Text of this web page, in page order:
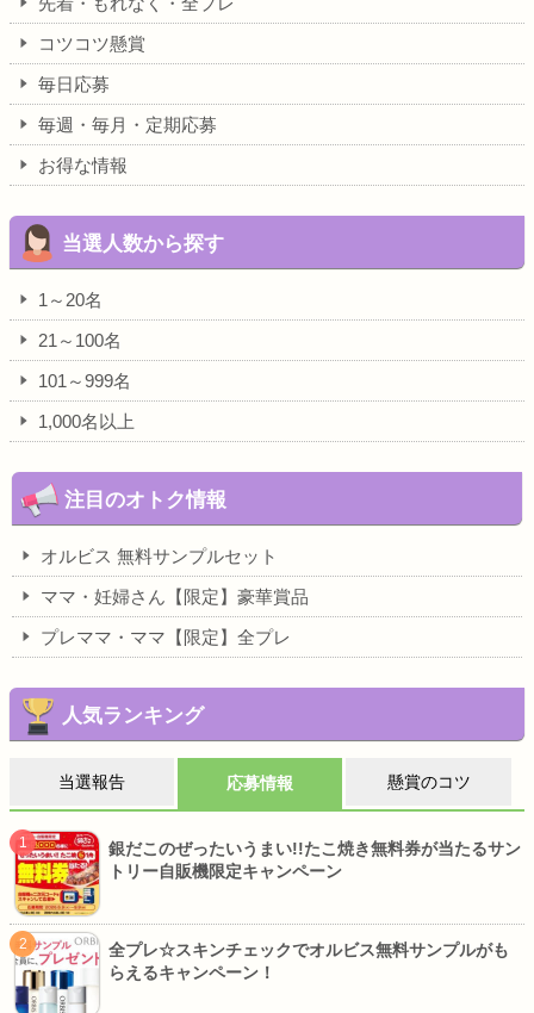
コツコツ懸賞
毎日応募
毎週・毎月・定期応募
お得な情報
当選人数から探す
1～20名
21～100名
101～999名
1,000名以上
注目のオトク情報
オルビス 無料サンプルセット
ママ・妊婦さん【限定】豪華賞品
プレママ・ママ【限定】全プレ
人気ランキング
当選報告 応募情報 懸賞のコツ
銀だこのぜったいうまい!!たこ焼き無料券が当たるサン
トリー自販機限定キャンペーン
全プレ☆スキンチェックでオルビス無料サンプルがも
らえるキャンペーン！